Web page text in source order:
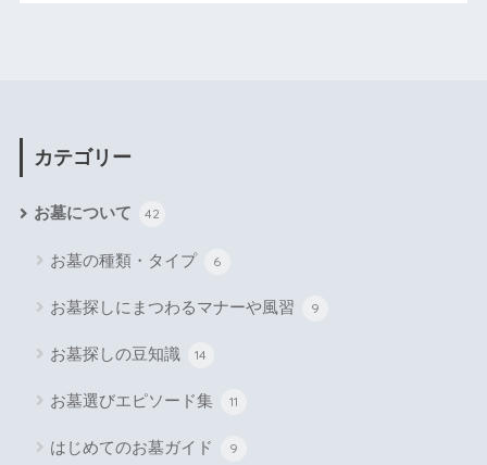
カテゴリー
お墓について 42
お墓の種類・タイプ 6
お墓探しにまつわるマナーや風習 9
お墓探しの豆知識 14
お墓選びエピソード集 11
はじめてのお墓ガイド 9